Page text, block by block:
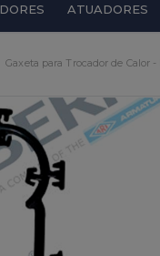
ATUADORES
Gaxeta para Trocador de Calor -